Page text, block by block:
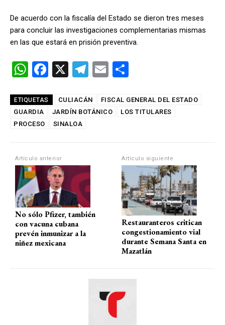
De acuerdo con la fiscalía del Estado se dieron tres meses
para concluir las investigaciones complementarias mismas
en las que estará en prisión preventiva.
W
at
s
p
F
ce
b
k
X
T
e
gr
E
ail m
p
ETIQUETAS CULIACÁN
FISCAL GENERAL DEL ESTADO
GUARDIA
JARDÍN BOTÁNICO
LOS TITULARES
PROCESO
SINALOA
Artículo anterior
No sólo Pfizer, también
con vacuna cubana
prevén inmunizar a la
niñez mexicana
Artículo siguiente
Restauranteros critican
congestionamiento vial
durante Semana Santa en
Mazatlán